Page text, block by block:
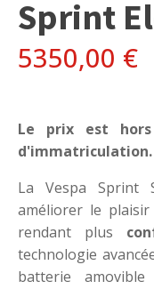
Sprint
5350,00 €
Le prix est
d'immatriculation.
La Vespa Sprint
améliorer le
rendant plus
technologie
batterie